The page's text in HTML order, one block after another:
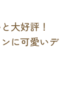
大好評！
に可愛いデ